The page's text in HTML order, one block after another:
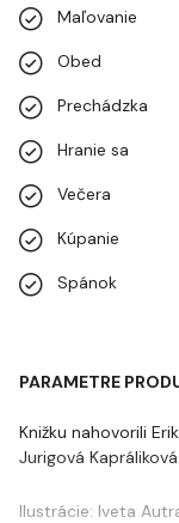
Maľovanie
Obed
Prechádzka
Hranie sa
Večera
Kúpanie
Spánok
PARAMETRE
Knižku nahovorili
Jurigová Kapráliková
Ilustrácie: Iveta